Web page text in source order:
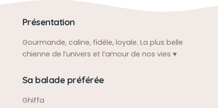
Présentation
Gourmande, caline, fidèle, loyale. La plus belle
chienne de l’univers et l’amour de nos vies ♥️
Sa balade préférée
Ghiffa